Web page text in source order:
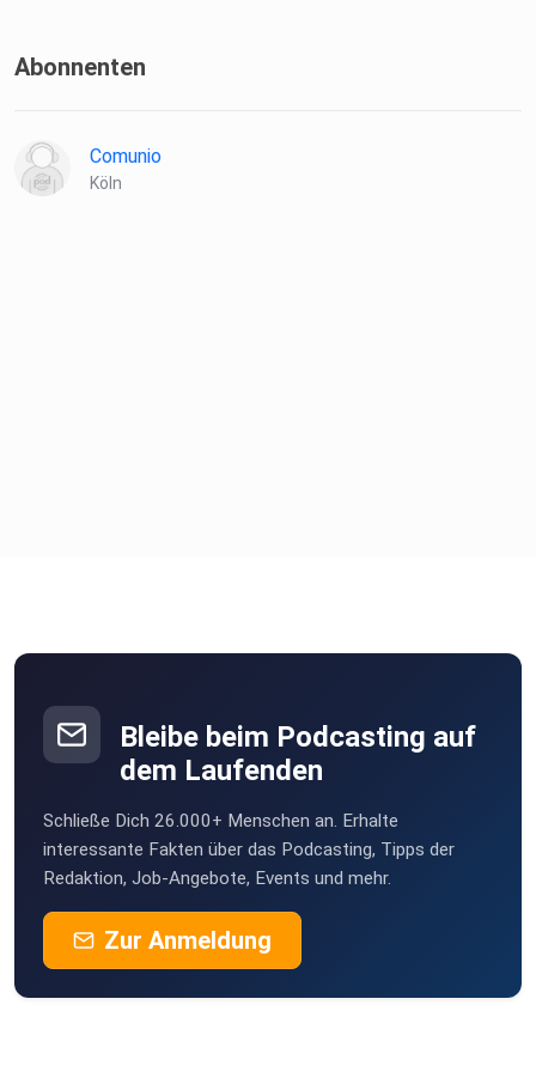
Abonnenten
Comunio
Köln
Bleibe beim Podcasting auf
dem Laufenden
Schließe Dich 26.000+ Menschen an. Erhalte
interessante Fakten über das Podcasting, Tipps der
Redaktion, Job-Angebote, Events und mehr.
Zur Anmeldung